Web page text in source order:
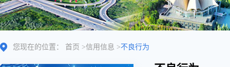
您现在的位置： 首页 >信用信息 >不良行为